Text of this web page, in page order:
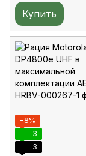
Купить
−8%
3
3